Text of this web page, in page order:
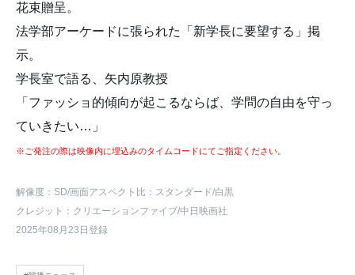
花束贈呈。
法学部アーケードに張られた「新学長に要望する」掲
示。
学長室で語る、矢内原教授
「ファッショ的傾向が起こるならば、学問の自由を守っ
ていきたい…」
※ご発注の際は映像内に埋込みのタイムコードにてご指定ください。
解像度：SD/画面アスペクト比：スタンダード/白黒
クレジット：クリエーションファイブ/中日映画社
2025年08月23日登録